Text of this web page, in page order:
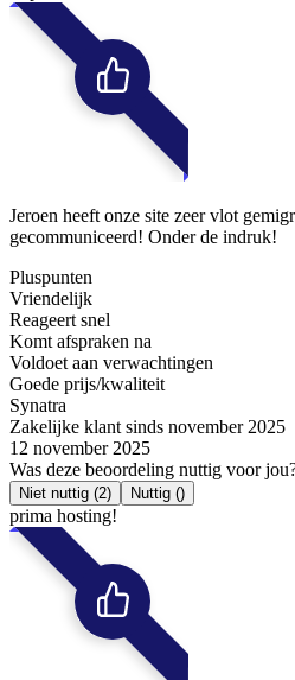
Jeroen heeft onze site zeer vlot
gecommuniceerd! Onder de indruk!
Pluspunten
Vriendelijk
Reageert snel
Komt afspraken na
Voldoet aan verwachtingen
Goede prijs/kwaliteit
Synatra
Zakelijke klant sinds november 2025
12 november 2025
Was deze beoordeling nuttig voor
Niet nuttig (2) Nuttig ()
prima hosting!